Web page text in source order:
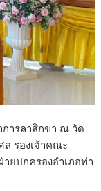
ารลาสิกขา ณ วัด
รองเจ้าคณะ
ยปกครองอำเภอท่า